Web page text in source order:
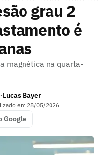
grau 2
é
magnética na quarta-
•Lucas Bayer
em 28/05/2026
Google